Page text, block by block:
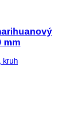
mm
kruh